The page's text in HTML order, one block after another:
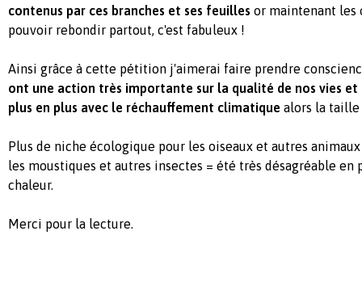
contenus par ces branches et ses feuilles or maintenant les
pouvoir rebondir partout, c'est fabuleux !
Ainsi grâce à cette pétition j'aimerai faire prendre
ont une action très importante sur la qualité de nos vies et
plus en plus avec le réchauffement climatique alors la
Plus de niche écologique pour les oiseaux et autres
les moustiques et autres insectes = été très désagréable en
chaleur.
Merci pour la lecture.